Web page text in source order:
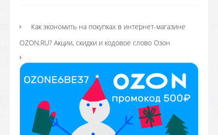
Как экономить на покупках в интернет-магазине
OZON.RU? Акции, скидки и кодовое слово Озон